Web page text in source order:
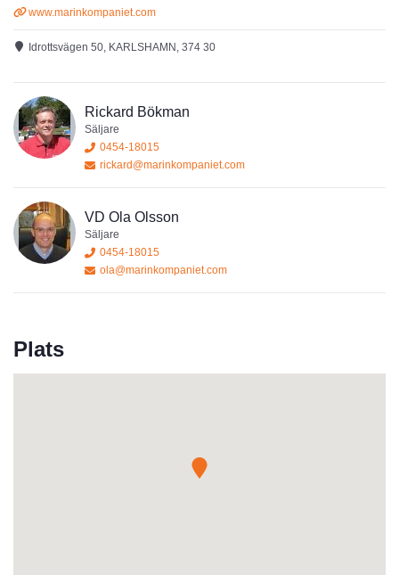
frihet så
Välkommen till Marinkompaniet i Karlshamn.
Vi står för valfrihet, service och trygghet. Ett bra båtliv kort och
gott.
Öppet-tider: Måndag-Fredag 10.00-17.00 Lördag 11.00-14.00
www.marinkompaniet.com
Idrottsvägen 50, KARLSHAMN, 374 30
Rickard Bökman
Säljare
0454-18015
rickard@marinkompaniet.com
VD Ola Olsson
Säljare
0454-18015
ola@marinkompaniet.com
Plats